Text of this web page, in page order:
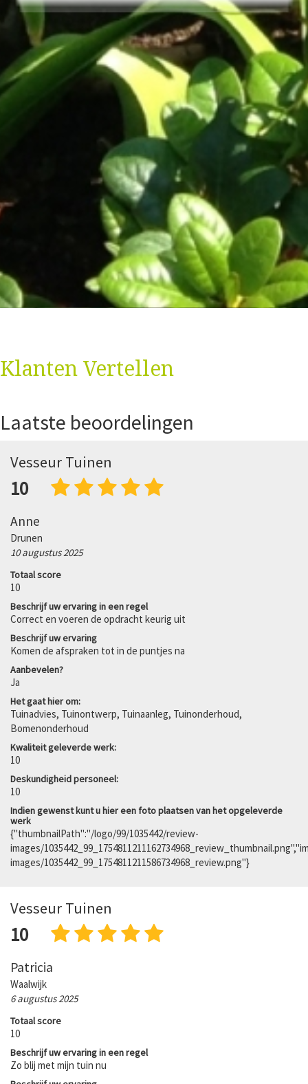
Klanten Vertellen
Laatste beoordelingen
Vesseur Tuinen
10
Anne
Drunen
10 augustus 2025
Totaal score
10
Beschrijf uw ervaring in een regel
Correct en voeren de opdracht keurig uit
Beschrijf uw ervaring
Komen de afspraken tot in de puntjes na
Aanbevelen?
Ja
Het gaat hier om:
Tuinadvies, Tuinontwerp, Tuinaanleg, Tuinonderhoud,
Bomenonderhoud
Kwaliteit geleverde werk:
10
Deskundigheid personeel:
10
Indien gewenst kunt u hier een foto plaatsen van het opgeleverde
werk
{"thumbnailPath":"/logo/99/1035442/review-
images/
images/1035442_99_1754811211586734968_review.png"}
Vesseur Tuinen
10
Patricia
Waalwijk
6 augustus 2025
Totaal score
10
Beschrijf uw ervaring in een regel
Zo blij met mijn tuin nu